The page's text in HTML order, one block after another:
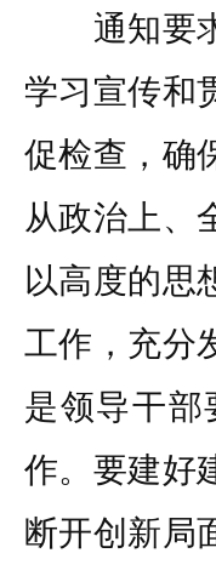
通知要
学习宣传和
促检查，确
从政治上、
以高度的思
工作，充分
是领导干部
作。要建好
断开创新局